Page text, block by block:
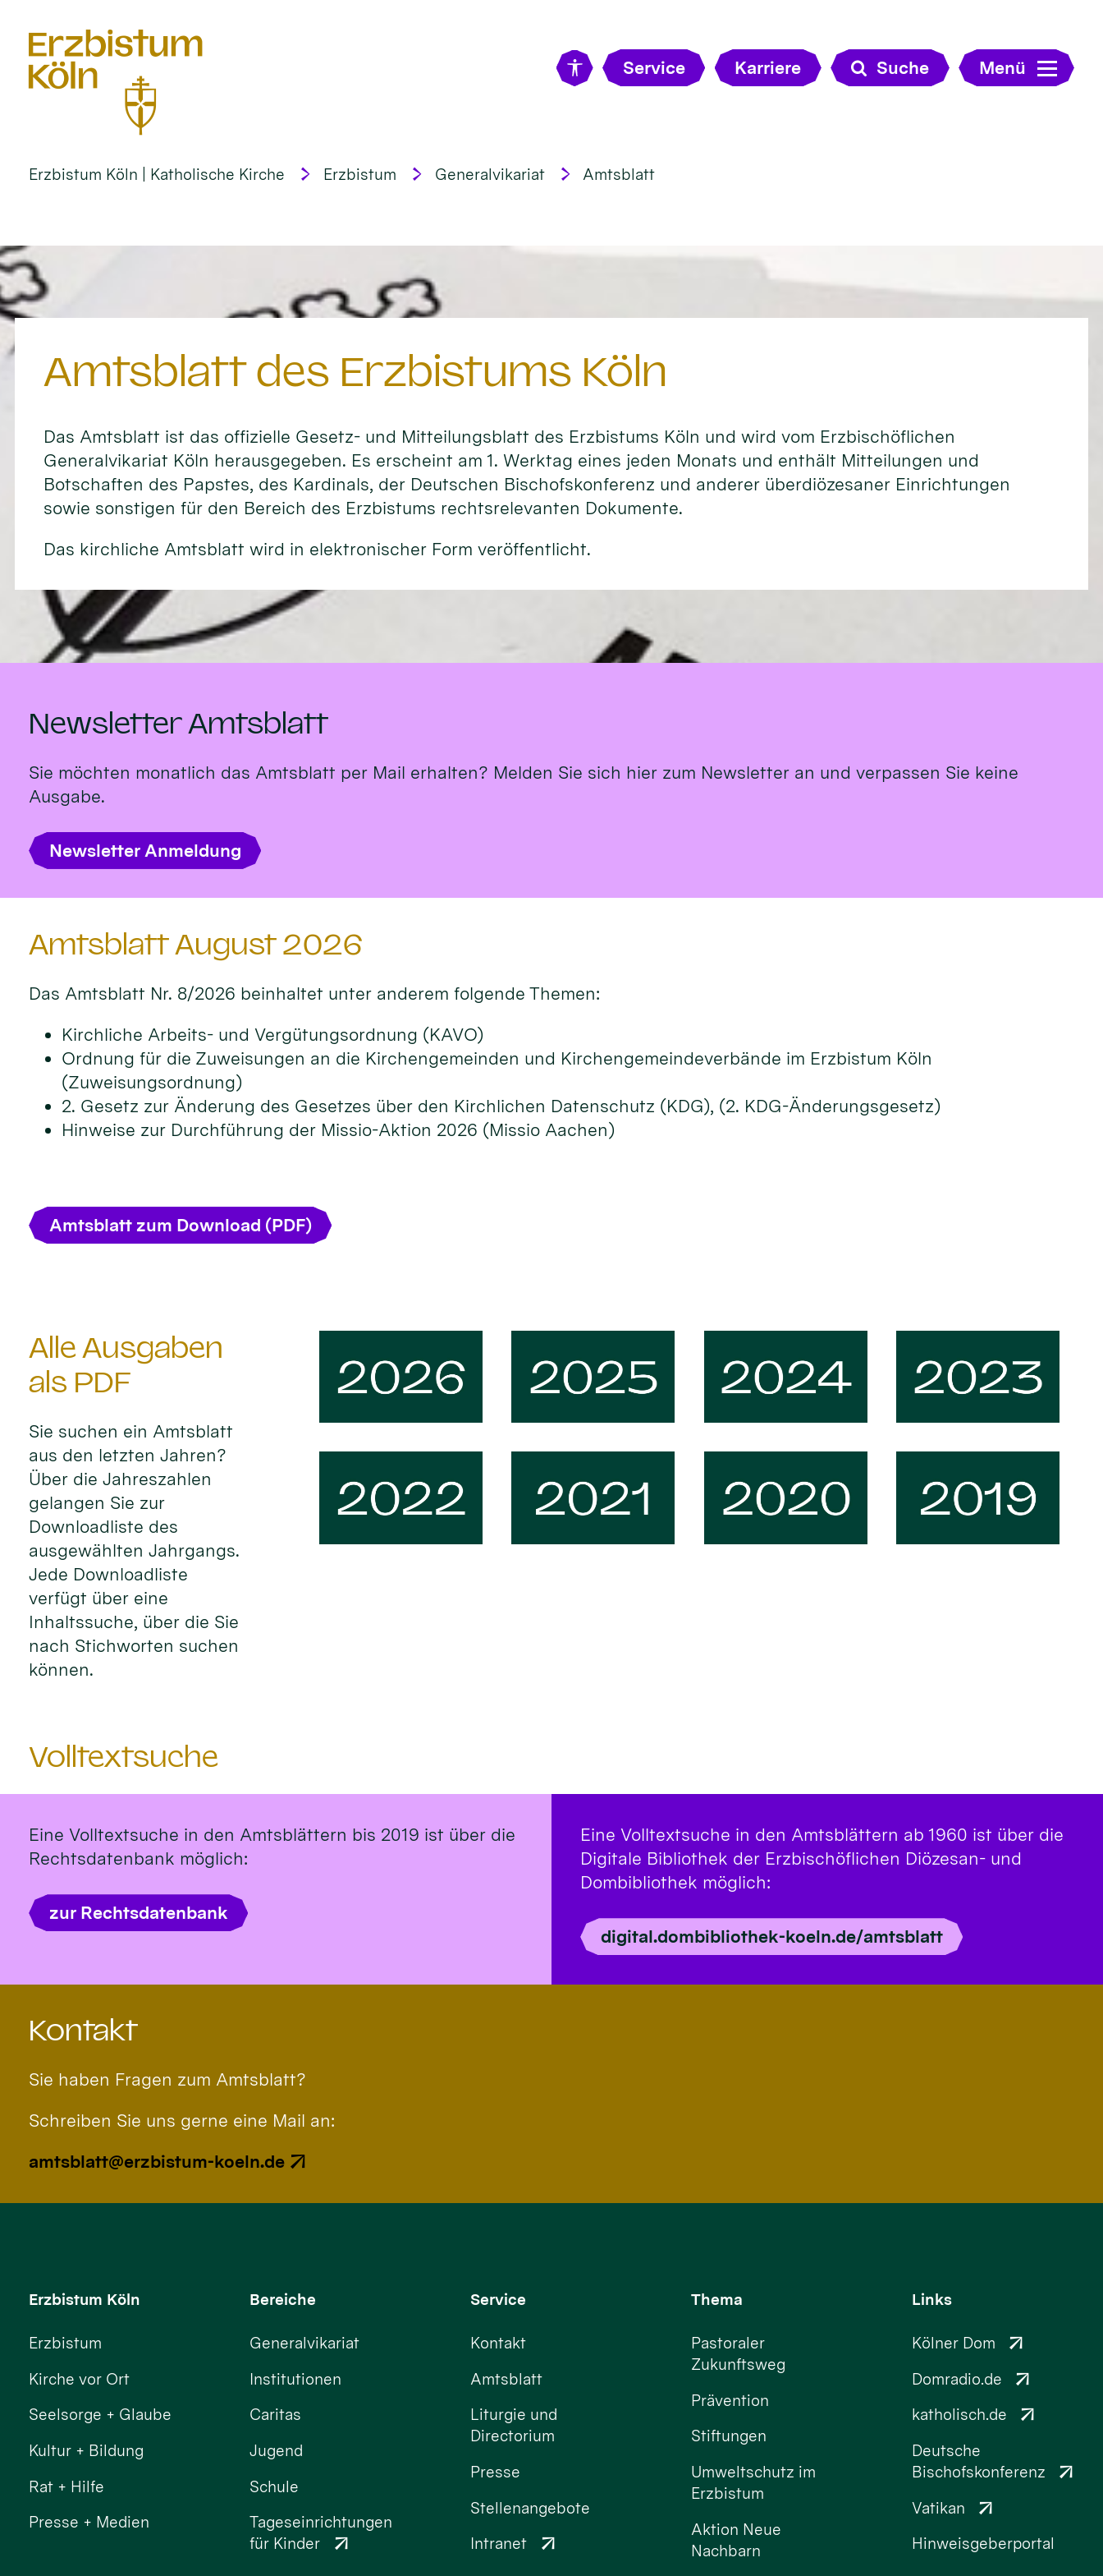
Service Karriere Suche Menü
Erzbistum Köln | Katholische Kirche Erzbistum Generalvikariat Amtsblatt
Amtsblatt des Erzbistums Köln
Das Amtsblatt ist das offizielle Gesetz- und Mitteilungsblatt des Erzbistums Köln und wird vom Erzbischöflichen
Generalvikariat Köln herausgegeben. Es erscheint am 1. Werktag eines jeden Monats und enthält Mitteilungen und
Botschaften des Papstes, des Kardinals, der Deutschen Bischofskonferenz und anderer überdiözesaner Einrichtungen
sowie sonstigen für den Bereich des Erzbistums rechtsrelevanten Dokumente.
Das kirchliche Amtsblatt wird in elektronischer Form veröffentlicht.
Newsletter Amtsblatt
Sie möchten monatlich das Amtsblatt per Mail erhalten? Melden Sie sich hier zum Newsletter an und verpassen Sie keine
Ausgabe.
Newsletter Anmeldung
Amtsblatt August 2026
Das Amts­blatt Nr. 8/2026 beinhal­tet unter ande­rem fol­gen­de Themen:
Kirchliche Arbeits- und Vergütungsordnung (KAVO)
Ordnung für die Zuweisungen an die Kirchengemeinden und Kirchengemeindeverbände im Erzbistum Köln
(Zuweisungsordnung)
2. Gesetz zur Änderung des Gesetzes über den Kirchlichen Datenschutz (KDG), (2. KDG-Änderungsgesetz)
Hinweise zur Durchführung der Missio-Aktion 2026 (Missio Aachen)
Amtsblatt zum Download (PDF)
Alle Ausgaben
als PDF
Sie suchen ein Amtsblatt
aus den letzten Jahren?
Über die Jahreszahlen
gelangen Sie zur
Downloadliste des
ausgewählten Jahrgangs.
Jede Downloadliste
verfügt über eine
Inhaltssuche, über die Sie
nach Stichworten suchen
können.
Volltextsuche
Eine Volltextsuche in den Amtsblättern bis 2019 ist über die
Rechtsdatenbank möglich:
zur Rechtsdatenbank
Eine Volltextsuche in den Amtsblättern ab 1960 ist über die
Digitale Bibliothek der Erzbischöflichen Diözesan- und
Dombibliothek möglich:
digital.dombibliothek-koeln.de/amtsblatt
Kontakt
Sie haben Fragen zum Amtsblatt?
Schreiben Sie uns gerne eine Mail an:
amtsblatt@erzbistum-koeln.de
Erzbistum Köln
Erzbistum
Kirche vor Ort
Seelsorge + Glaube
Kultur + Bildung
Rat + Hilfe
Presse + Medien
Bereiche
Generalvikariat
Institutionen
Caritas
Jugend
Schule
Tageseinrichtungen
für Kinder
Service
Kontakt
Amtsblatt
Liturgie und
Directorium
Presse
Stellenangebote
Intranet
Thema
Pastoraler
Zukunftsweg
Prävention
Stiftungen
Umweltschutz im
Erzbistum
Aktion Neue
Nachbarn
Links
Kölner Dom
Domradio.de
katholisch.de
Deutsche
Bischofskonferenz
Vatikan
Hinweisgeberportal